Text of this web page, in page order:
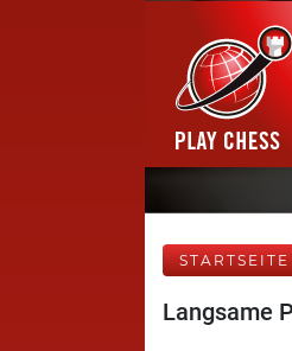
STARTSEITE
Langsame